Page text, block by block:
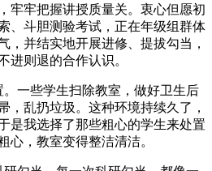
牢牢把握讲授质量关。衷心但愿初
、斗胆测验考试，正在年级组群体
，并结实地开展进修、提拔勾当，
进则退的合作认识。
一些学生扫除教室，做好卫生后
，乱扔垃圾。这种环境持续久了，
是我选择了那些粗心的学生来处置
心，教室变得整洁清洁。